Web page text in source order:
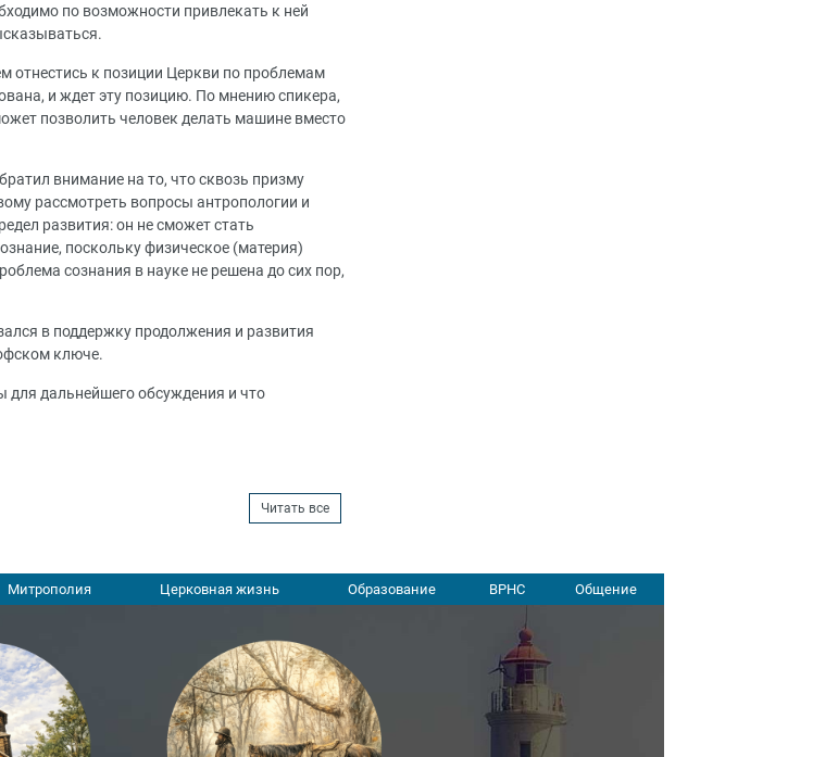
по возможности привлекать к ней
отнестись к позиции Церкви по проблемам
и ждет эту позицию. По мнению спикера,
позволить человек делать машине вместо
внимание на то, что сквозь призму
рассмотреть вопросы антропологии и
развития: он не сможет стать
поскольку физическое (материя)
сознания в науке не решена до сих пор,
в поддержку продолжения и развития
ключе.
для дальнейшего обсуждения и что
Читать все
Митрополия Церковная жизнь Образование ВРНС Общение